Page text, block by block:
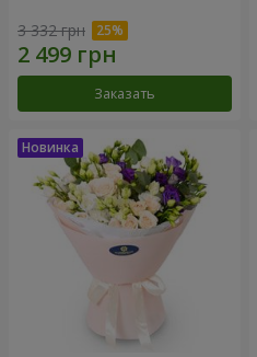
3 332 грн
Заказать